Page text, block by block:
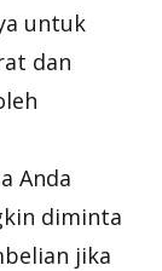
untuk
dan
Anda
diminta
jika